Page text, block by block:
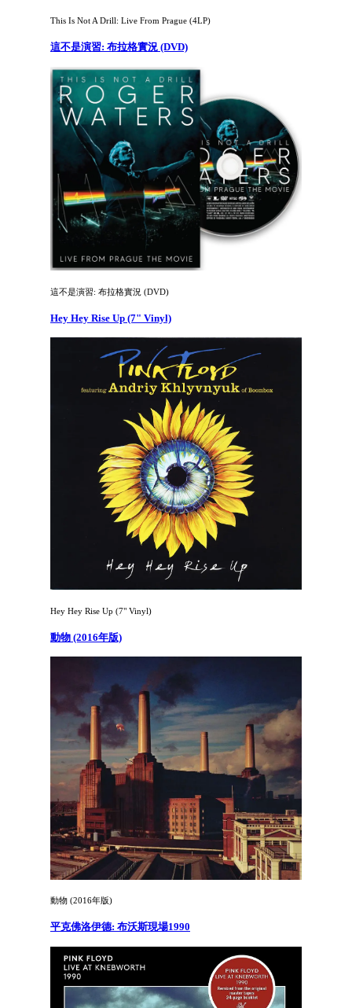
This Is Not A Drill: Live From Prague (4LP)
這不是演習: 布拉格實況 (DVD)
這不是演習: 布拉格實況 (DVD)
Hey Hey Rise Up (7" Vinyl)
Hey Hey Rise Up (7" Vinyl)
動物 (2016年版)
動物 (2016年版)
平克佛洛伊德: 布沃斯現場1990